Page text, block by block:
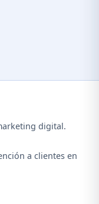
digital.
a clientes en